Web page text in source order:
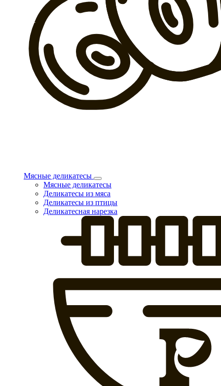
Мясные деликатесы
Мясные деликатесы
Деликатесы из мяса
Деликатесы из птицы
Деликатесная нарезка